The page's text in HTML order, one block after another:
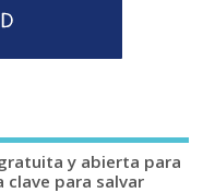
y abierta para
clave para salvar